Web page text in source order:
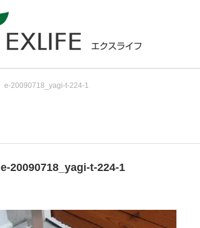
e-20090718_yagi-t-224-1
e-20090718_yagi-t-224-1